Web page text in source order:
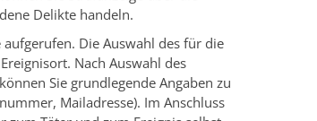
Delikte handeln.
Die Auswahl des für die
Nach Auswahl des
Sie grundlegende Angaben zu
Mailadresse). Im Anschluss